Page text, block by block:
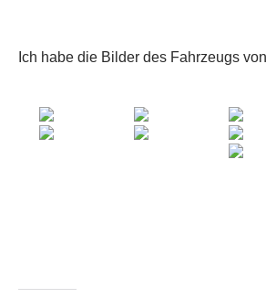
Ich habe die Bilder des Fahrzeugs